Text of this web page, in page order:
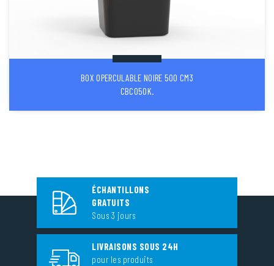
BOX OPERCULABLE NOIRE 500 CM3
CBC050K.
ÉCHANTILLONS
GRATUITS
Sous 3 jours
LIVRAISONS SOUS 24H
pour les produits